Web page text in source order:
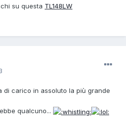
su questa TL148LW
carico in assoluto la più grande
qualcuno...